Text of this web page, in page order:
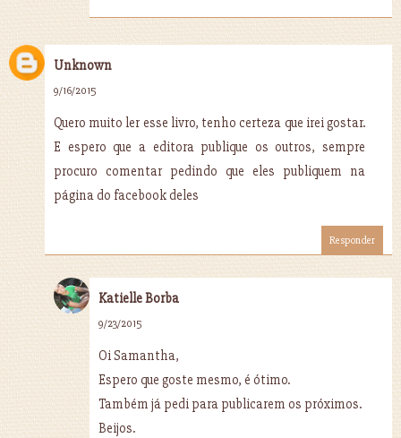
Unknown
9/16/2015
Quero muito ler esse livro, tenho certeza que irei gostar.
E espero que a editora publique os outros, sempre
procuro comentar pedindo que eles publiquem na
página do facebook deles
Responder
Katielle Borba
9/23/2015
Oi Samantha,
Espero que goste mesmo, é ótimo.
Também já pedi para publicarem os próximos.
Beijos.